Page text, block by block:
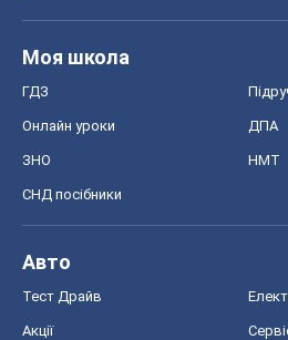
Моя школа
ГДЗ
Онлайн уроки ДПА
ЗНО НМТ
СНД посібники
Авто
Тест Драйв
Акції